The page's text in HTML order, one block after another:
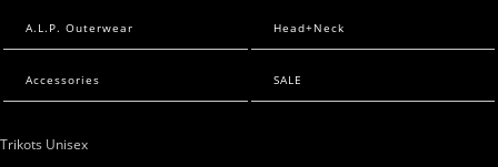
Women Sweats
Bike
Trikots Unisex
A.L.P. Outerwear Head+Neck
Accessories SALE